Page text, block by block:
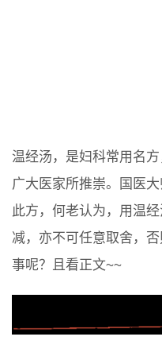
温经汤，是妇科常用名
广大医家所推崇。国医
此方，何老认为，用温
减，亦不可任意取舍，
事呢？且看正文~~